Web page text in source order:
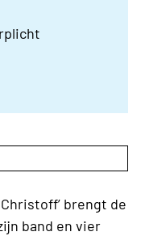
brengt de
band en vier